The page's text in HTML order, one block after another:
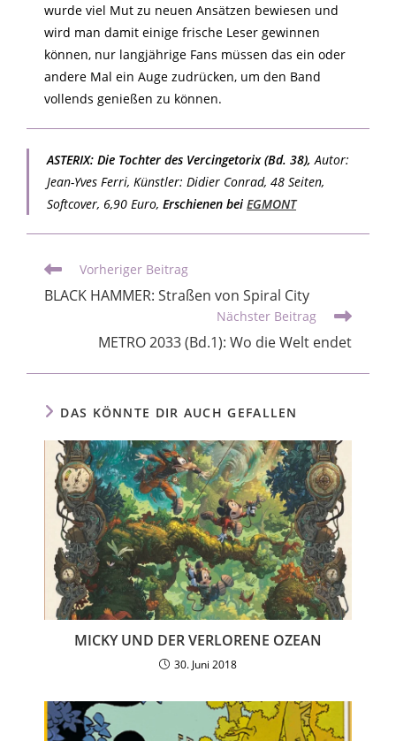
wurde viel Mut zu neuen Ansätzen bewiesen und
wird man damit einige frische Leser gewinnen
können, nur langjährige Fans müssen das ein oder
andere Mal ein Auge zudrücken, um den Band
vollends genießen zu können.
ASTERIX: Die Tochter des Vercingetorix (Bd. 38), Autor:
Jean-Yves Ferri, Künstler: Didier Conrad, 48 Seiten,
Softcover, 6,90 Euro, Erschienen bei EGMONT
Vorheriger Beitrag
BLACK HAMMER: Straßen von Spiral City
Nächster Beitrag
METRO 2033 (Bd.1): Wo die Welt endet
DAS KÖNNTE DIR AUCH GEFALLEN
MICKY UND DER VERLORENE OZEAN
30. Juni 2018